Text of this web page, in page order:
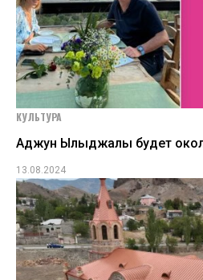
КУЛЬТУРА
Аджун Ылыджалы будет
13.08.2024